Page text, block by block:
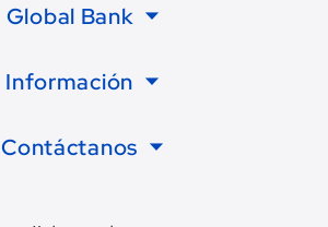
Global Bank
Información
Contáctanos